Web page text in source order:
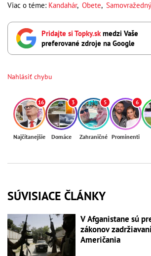
Viac o téme: Kandahár, Obete,
Pridajte si Topky.sk medzi Vaše
preferované zdroje na Google
Nahlásiť chybu
16
Najčítanejšie
3
Domáce
5
Zahraničné
6
Prominenti
SÚVISIACE ČLÁNKY
V Afganistane sú
zákonov
Američania